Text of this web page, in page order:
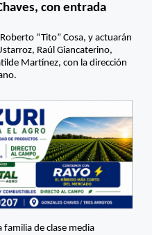
con entrada
“Tito” Cosa, y actuarán
Raúl Giancaterino,
Martínez, con la dirección
familia de clase media